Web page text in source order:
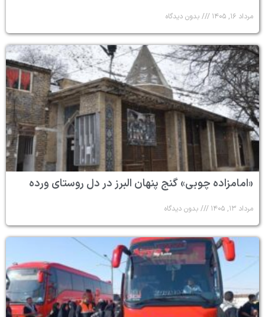
مرداد ۱۶, ۱۴۰۵ بدون دیدگاه
«امامزاده چوبی» گنج پنهان البرز در دل روستای ورده
مرداد ۱۳, ۱۴۰۵ بدون دیدگاه